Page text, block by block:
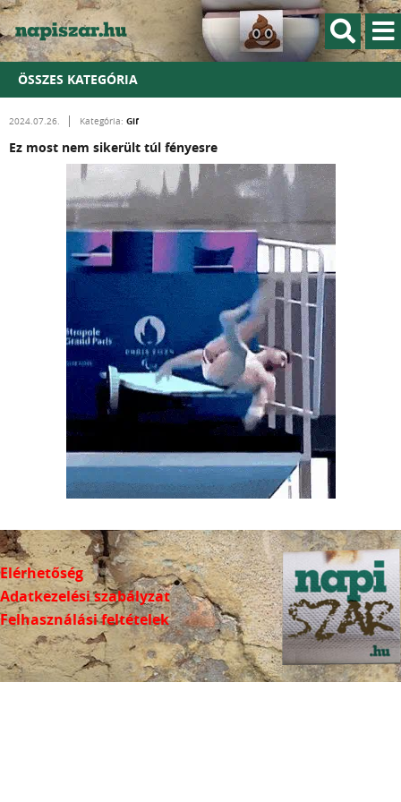
ÖSSZES KATEGÓRIA
2024.07.26. Kategória: Gif
Ez most nem sikerült túl fényesre
Elérhetőség
Adatkezelési szabályzat
Felhasználási feltételek